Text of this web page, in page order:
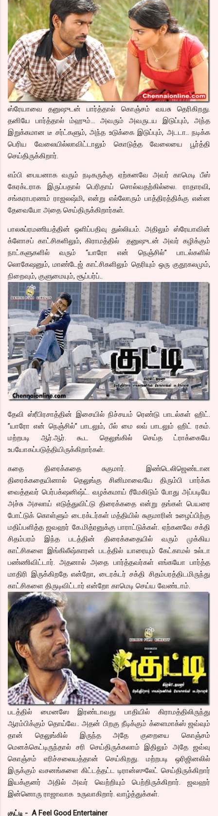
ஸ்ரேயாவை தனுஷுடன் பார்த்தால் கொஞ்சம் வயசு தெரிகிறது.
தனியே பார்த்தால் ம்ஹும்… அவரும் அவருடய இடுப்பும், அந்த
இறுக்கமான டீ சர்ட்களும், அந்த உடுக்கை இடுப்பும், அடடா.. நடிக்க
பெரிய வேலையில்லாவிட்டாலும் கொடுத்த வேலையை பூர்த்தி
செய்திருக்கிறார்.
எம்பி பையனாக வரும் நடிகருக்கு ஏற்கனவே அவர் காமெடி பீஸ்
கேரக்டராக இருப்பதால் பெரிதாய் சொல்வதற்கில்லை. ராதாரவி,
சங்கராபரணம் ராஜலஷ்மி, என்று எல்லோரும் பாத்திரத்திக்கு என்ன
தேவையோ அதை செய்திருக்கிறார்கள்.
பாலசுப்ரமணியத்தின் ஒளிப்பதிவு துல்லியம். அதிலும் ஸ்ரேயாவின்
க்ளோசப் காட்சிகளிலும், கிராமத்தில் தனுஷுடன் அவர் கழிக்கும்
நாட்களுகளில் வரும் “யாரோ என் நெஞ்சில்” பாடல்களில்
லொகேஷனும், மாண்டேஜ் காட்சிகளிலும் தெரியும் ஒரு குதூகலமும்,
நிறைவும், குளுமையும், சூப்பர்ப்..
தேவி ஸ்ரீபிரசாத்தின் இசையில் நிச்சயம் ரெண்டு பாடல்கள் ஹிட்.
”யாரோ என் நெஞ்சில்” பாடலும், பீல் மை லவ் பாடலும் ஹிட் ரகம்.
மற்றபடி ஆர்.ஆர். கூட தெலுங்கில் செய்த ட்ராக்கையே
உபயோகப்படுத்தியிருக்கிறார்கள்.
கதை திரைக்கதை சுகுமார். இண்டெலிஜெண்டான
திரைக்கதையினால் தெலுங்கு சினிமாவையே திரும்பி பார்க்க
வைத்தவர் பெர்பக்‌ஷனிஷ்ட். வழக்கமாய் ரீமேகிடும் போது அப்படியே
அச்சு அசலாய் எடுத்துவிட்டு திரைக்கதை என்று தங்கள் பெயரை
போட்டுக் கொள்ளும் டைரக்டர்கள் மத்தியில் சுகுமாரின் உழைப்பிற்கு
மதிப்பளித்த ஜவஹர் கே.மித்ரனுக்கு பாராட்டுக்கள். ஏற்கனவே சக்தி
சிதம்பரம் இந்த படத்தின் திரைக்கதையில் வரும் முக்கிய
காட்சிகளை இங்கிலீஷ்காரன் படத்தில் யாரையும் கேட்காமல் உல்டா
பண்ணிவிட்டார். அதனால் அதை பார்த்தவர்கள் எங்கயோ பார்த்த
மாதிரி இருக்கிறதே என்றோ, டைரக்டர் சக்தி சிதம்பரத்திடமிருந்து
காட்சிகளை திருடிவிட்டார் என்றோ காமெடி செய்ய வேண்டாம்.
படத்தில் மைனஸே இரண்டாவது பாதியில் கிராமத்திலிருந்து
ஆரம்பிக்கும் தொய்வே.. அதன் பிறகு நீடிக்கும் க்ளைமாக்ஸ் ஜவ்வும்
தான் தெலுங்கில் இருந்த அதே குறையை கொஞ்சம்
மெனக்கெட்டிருந்தால் சரி செய்திருக்கலாம் இதிலும் அதே ஜவ்வு
கொஞ்சம் எரிச்சலையத்தான் செய்கிறது. மற்றபடி ஒரிஜினலில்
இருக்கும் வசனங்களை கிட்டத்தட்ட டிரான்ஸுலேட் செய்திருக்கிறார்
இயக்குனர் அதில் அவர் வெற்றியும் பெற்றிருக்கிறார். ஜவஹர்
இன்னொரு ராஜாவாக உருவாகிறார். வாழ்த்துக்கள்.
குட்டி - A Feel Good Entertainer